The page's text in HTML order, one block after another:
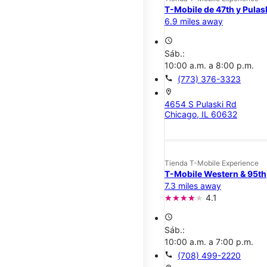
T-Mobile de 47th y
6.9 miles away
access_time
Sáb.:
10:00 a.m. a 8:00 p.m.
call (773) 376-3323
location_on
4654 S Pulaski Rd
Chicago, IL 60632
Tienda T-Mobile Experience
T-Mobile Western & 95th
7.3 miles away
4.1
access_time
Sáb.:
10:00 a.m. a 7:00 p.m.
call (708) 499-2220